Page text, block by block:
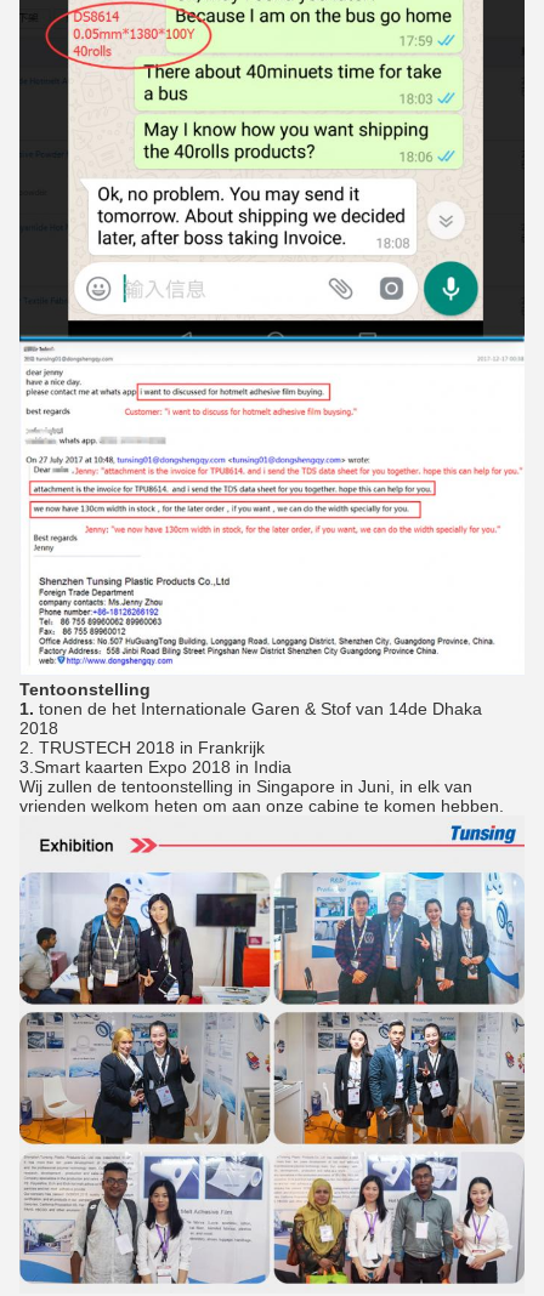
Tentoonstelling
1. tonen de het Internationale Garen & Stof van 14de Dhaka
2018
2. TRUSTECH 2018 in Frankrijk
3.Smart kaarten Expo 2018 in India
Wij zullen de tentoonstelling in Singapore in Juni, in elk van
vrienden welkom heten om aan onze cabine te komen hebben.